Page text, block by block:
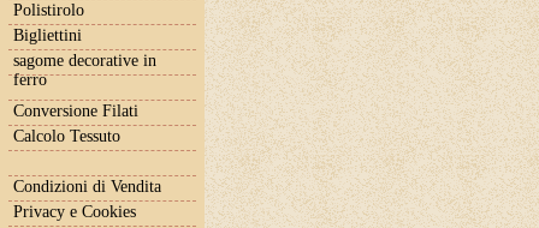
Polistirolo
Bigliettini
sagome decorative in
ferro
Conversione Filati
Calcolo Tessuto
Condizioni di Vendita
Privacy e Cookies